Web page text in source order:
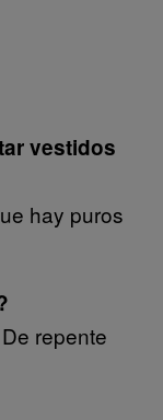
vestidos
hay puros
repente